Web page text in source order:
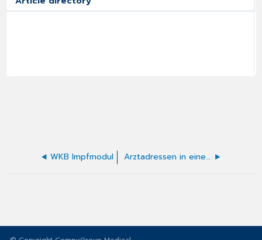
WKB Impfmodul Arztadressen in einen Brief übernehmen